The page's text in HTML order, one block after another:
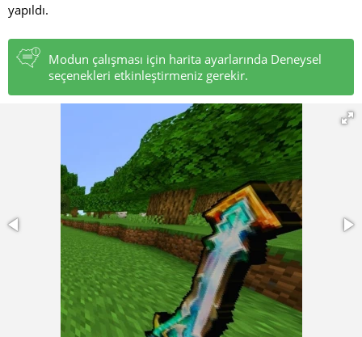
yapıldı.
Modun çalışması için harita ayarlarında Deneysel
seçenekleri etkinleştirmeniz gerekir.